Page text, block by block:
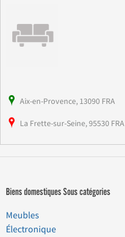
Aix-en-Provence, 13090 FRA
La Frette-sur-Seine, 95530 FRA
Biens domestiques Sous catégories
Meubles
Électronique